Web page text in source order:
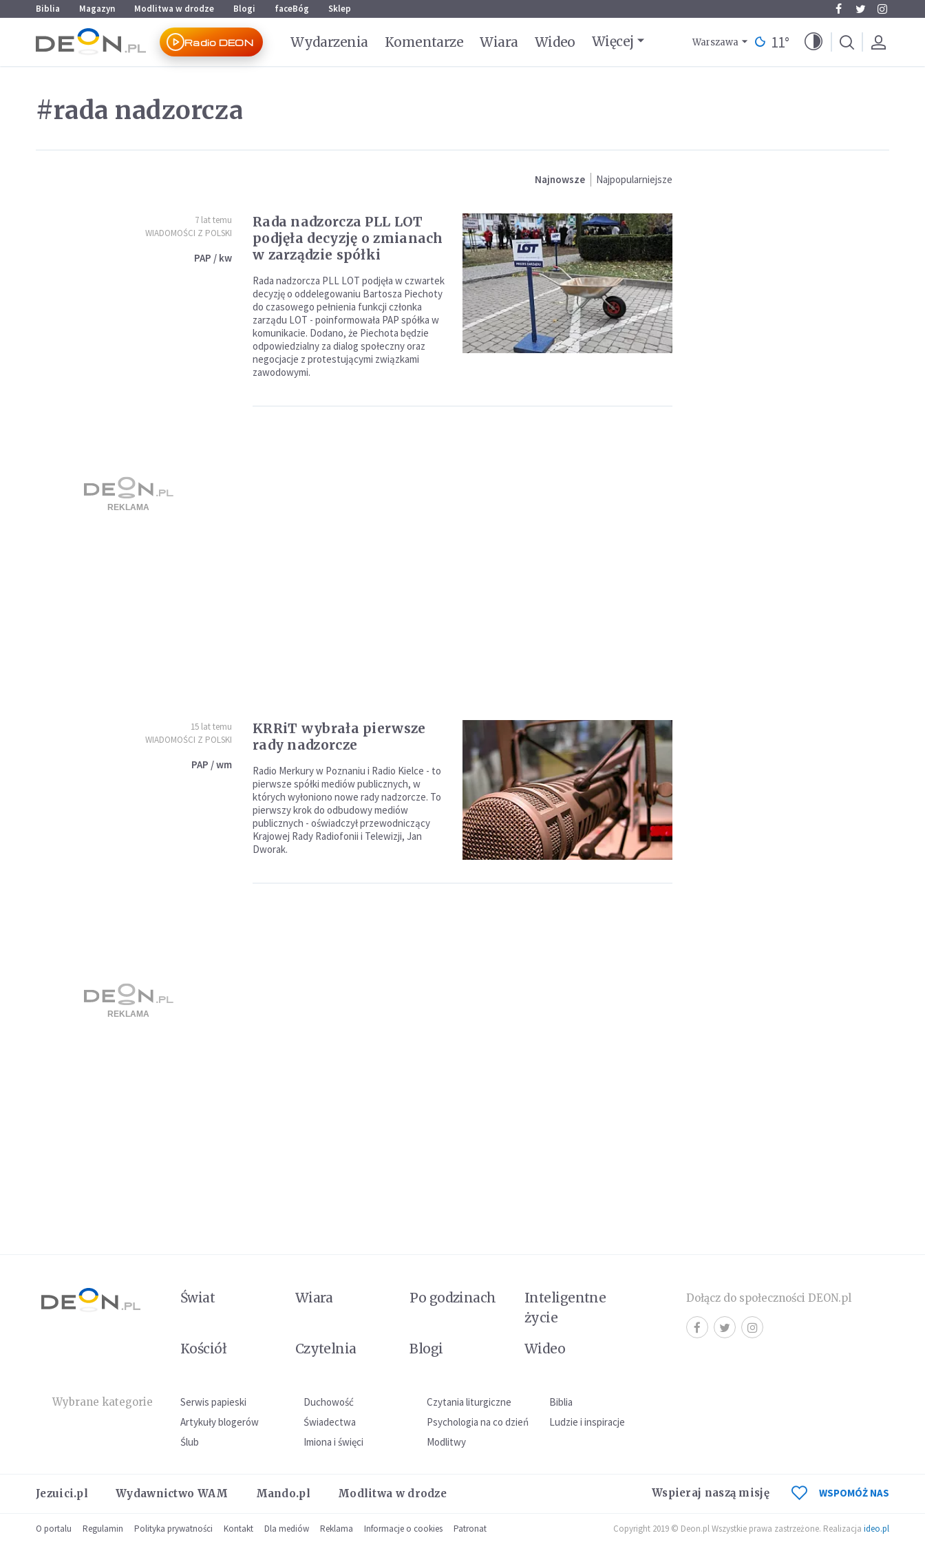
Przejdź do menu głównego
Przejdź do treści
Biblia Magazyn Modlitwa w drodze Blogi faceBóg Sklep
Radio DEON Wydarzenia Komentarze Wiara Wideo Więcej Warszawa 11°
#rada nadzorcza
Najnowsze Najpopularniejsze
7 lat temu
WIADOMOŚCI Z POLSKI
PAP / kw
Rada nadzorcza PLL LOT
podjęła decyzję o zmianach
w zarządzie spółki
Rada nadzorcza PLL LOT podjęła w czwartek
decyzję o oddelegowaniu Bartosza Piechoty
do czasowego pełnienia funkcji członka
zarządu LOT - poinformowała PAP spółka w
komunikacie. Dodano, że Piechota będzie
odpowiedzialny za dialog społeczny oraz
negocjacje z protestującymi związkami
zawodowymi.
15 lat temu
WIADOMOŚCI Z POLSKI
PAP / wm
KRRiT wybrała pierwsze
rady nadzorcze
Radio Merkury w Poznaniu i Radio Kielce - to
pierwsze spółki mediów publicznych, w
których wyłoniono nowe rady nadzorcze. To
pierwszy krok do odbudowy mediów
publicznych - oświadczył przewodniczący
Krajowej Rady Radiofonii i Telewizji, Jan
Dworak.
Świat Wiara Po godzinach
Inteligentne
życie
Kościół
Czytelnia Blogi Wideo
Wybrane kategorie Serwis papieski Duchowość Czytania liturgiczne
Biblia
Artykuły blogerów
Świadectwa Psychologia na co dzień
Ludzie i inspiracje
Ślub
Imiona i święci Modlitwy
Dołącz do społeczności DEON.pl
Jezuici.pl Wydawnictwo WAM Mando.pl Modlitwa w drodze Wspieraj naszą misję WSPOMÓŻ NAS
O portalu Regulamin Polityka prywatności Kontakt Dla mediów Reklama Informacje o cookies Patronat Copyright 2019 © Deon.pl Wszystkie prawa zastrzeżone. Realizacja ideo.pl